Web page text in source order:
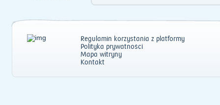
Regulamin korzystania z platformy
Polityka prywatności
Mapa witryny
Kontakt